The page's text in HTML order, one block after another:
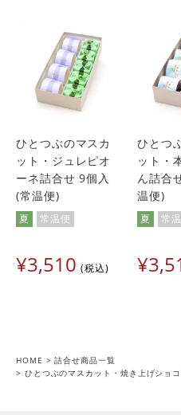
ひとつぶのマスカ
ット・ジュレピオ
ーネ詰合せ 9個入
(常温便)
夏 常温便
¥3,510 税込
ひとつ
ット・
ん詰合
温便)
夏 常
¥
HOME
詰合せ商品一覧
ひとつぶのマスカット・焼き上げショ